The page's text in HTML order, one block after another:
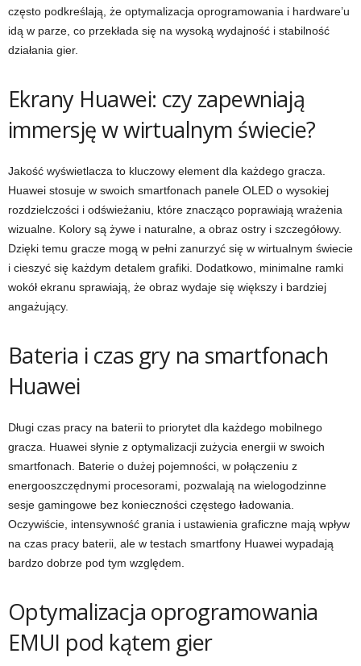
często podkreślają, że optymalizacja oprogramowania i hardware’u
idą w parze, co przekłada się na wysoką wydajność i stabilność
działania gier.
Ekrany Huawei: czy zapewniają
immersję w wirtualnym świecie?
Jakość wyświetlacza to kluczowy element dla każdego gracza.
Huawei stosuje w swoich smartfonach panele OLED o wysokiej
rozdzielczości i odświeżaniu, które znacząco poprawiają wrażenia
wizualne. Kolory są żywe i naturalne, a obraz ostry i szczegółowy.
Dzięki temu gracze mogą w pełni zanurzyć się w wirtualnym świecie
i cieszyć się każdym detalem grafiki. Dodatkowo, minimalne ramki
wokół ekranu sprawiają, że obraz wydaje się większy i bardziej
angażujący.
Bateria i czas gry na smartfonach
Huawei
Długi czas pracy na baterii to priorytet dla każdego mobilnego
gracza. Huawei słynie z optymalizacji zużycia energii w swoich
smartfonach. Baterie o dużej pojemności, w połączeniu z
energooszczędnymi procesorami, pozwalają na wielogodzinne
sesje gamingowe bez konieczności częstego ładowania.
Oczywiście, intensywność grania i ustawienia graficzne mają wpływ
na czas pracy baterii, ale w testach smartfony Huawei wypadają
bardzo dobrze pod tym względem.
Optymalizacja oprogramowania
EMUI pod kątem gier